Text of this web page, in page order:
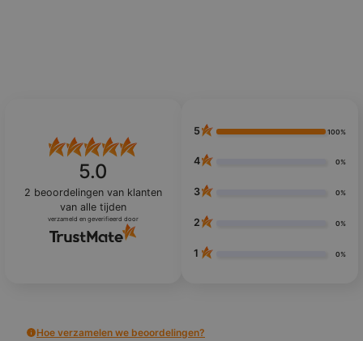
5.0
2 beoordelingen van klanten
van alle tijden
verzameld en geverifieerd door
5 100%
4 0%
3 0%
2 0%
1 0%
Hoe verzamelen we beoordelingen?